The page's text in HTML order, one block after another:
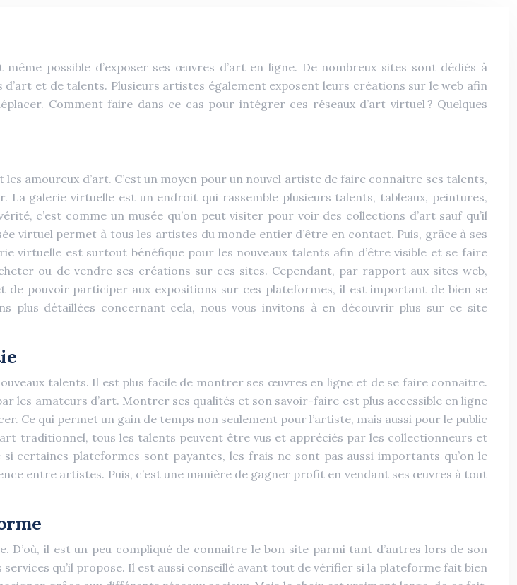
possible d’exposer ses œuvres d’art en ligne. De nombreux sites sont dédiés à
et de talents. Plusieurs artistes également exposent leurs créations sur le web afin
Comment faire dans ce cas pour intégrer ces réseaux d’art virtuel ? Quelques
amoureux d’art. C’est un moyen pour un nouvel artiste de faire connaitre ses talents,
galerie virtuelle est un endroit qui rassemble plusieurs talents, tableaux, peintures,
c’est comme un musée qu’on peut visiter pour voir des collections d’art sauf qu’il
virtuel permet à tous les artistes du monde entier d’être en contact. Puis, grâce à ses
virtuelle est surtout bénéfique pour les nouveaux talents afin d’être visible et se faire
ou de vendre ses créations sur ces sites. Cependant, par rapport aux sites web,
pouvoir participer aux expositions sur ces plateformes, il est important de bien se
plus détaillées concernant cela, nous vous invitons à en découvrir plus sur ce site
talents. Il est plus facile de montrer ses œuvres en ligne et de se faire connaitre.
les amateurs d’art. Montrer ses qualités et son savoir-faire est plus accessible en ligne
Ce qui permet un gain de temps non seulement pour l’artiste, mais aussi pour le public
traditionnel, tous les talents peuvent être vus et appréciés par les collectionneurs et
certaines plateformes sont payantes, les frais ne sont pas aussi importants qu’on le
entre artistes. Puis, c’est une manière de gagner profit en vendant ses œuvres à tout
D’où, il est un peu compliqué de connaitre le bon site parmi tant d’autres lors de son
qu’il propose. Il est aussi conseillé avant tout de vérifier si la plateforme fait bien